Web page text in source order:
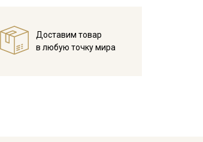
Доставим товар
в любую точку мира